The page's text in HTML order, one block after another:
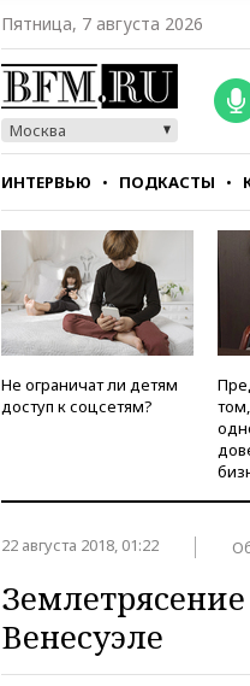
Пятница, 7 августа 2026
Москва
ИНТЕРВЬЮ ПОДКАСТЫ
СТИЛЬ ТЕСТЫ
Не ограничат ли детям
доступ к соцсетям?
22 августа 2018, 01:22
Венесуэле